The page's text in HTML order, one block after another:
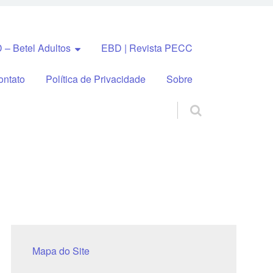
– Betel Adultos EBD | Revista PECC
Política de Privacidade Sobre
Mapa do Site